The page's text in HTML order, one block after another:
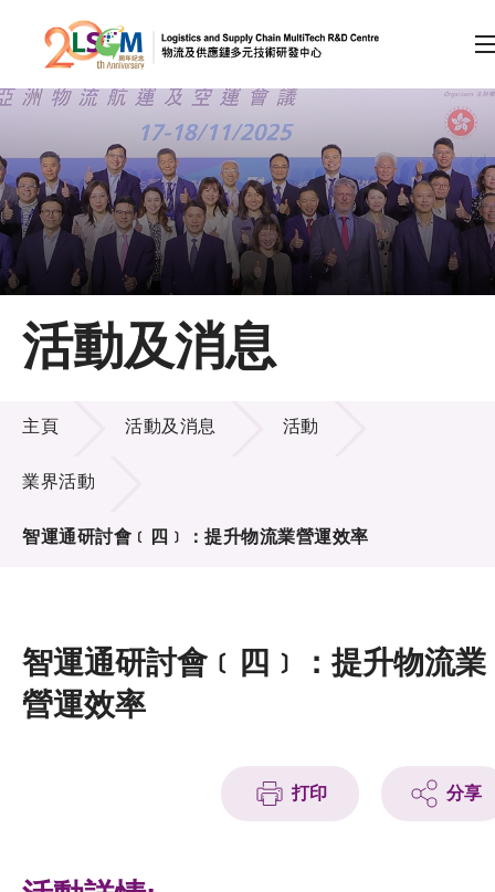
跳到內容（按回車鍵）
會員登入
A A EN 繁 简
主頁
關於LSCM
技術商品化
項目及資助計劃
新聞中心
活動及消息
活動及消息
主頁 活動及消息 活動
業界活動
智運通研討會﹝四﹞：提升物流業營運效率
智運通研討會﹝四﹞：提升物流業
營運效率
打印 分享